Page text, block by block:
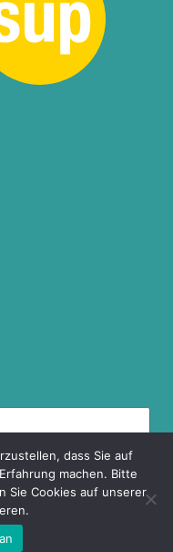
All right reserved.
dass Sie auf
machen. Bitte
Sie Cookies auf unserer